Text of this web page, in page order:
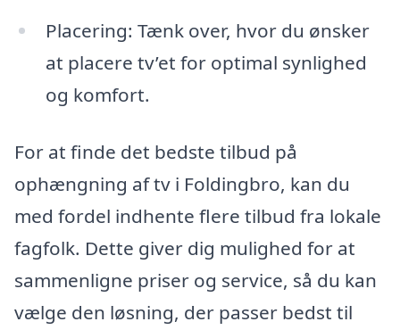
Placering: Tænk over, hvor du ønsker
at placere tv’et for optimal synlighed
og komfort.
For at finde det bedste tilbud på
ophængning af tv i Foldingbro, kan du
med fordel indhente flere tilbud fra lokale
fagfolk. Dette giver dig mulighed for at
sammenligne priser og service, så du kan
vælge den løsning, der passer bedst til